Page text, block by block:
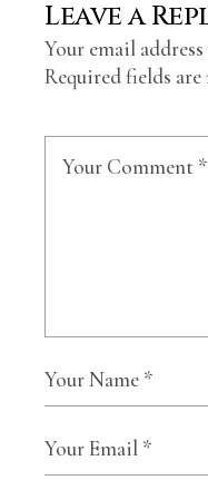
Leave a
Your email
Required fields